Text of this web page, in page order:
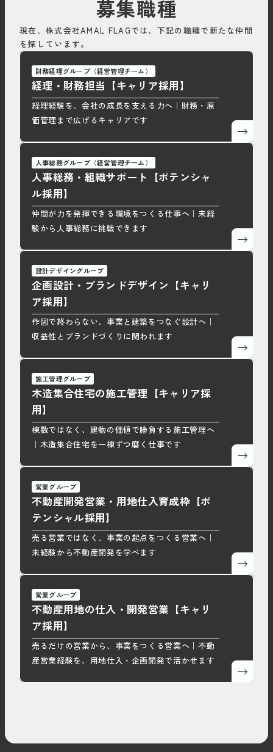
募集職種
現在、株式会社AMAL FLAGでは、下記の職種で新たな仲間
を探しています。
財務経理グループ（経営管理チーム）
経理・財務担当【キャリア採用】
経理経験を、会社の成長を支える力へ｜財務・原
価管理まで広げるキャリアです
人事総務グループ（経営管理チーム）
人事総務・組織サポート【ポテンシャ
ル採用】
仲間が力を発揮できる環境をつくる仕事へ｜未経
験から人事総務に挑戦できます
設計デザイングループ
企画設計・ブランドデザイン【キャリ
ア採用】
作図で終わらない、事業と建築をつなぐ設計へ｜
収益性とブランドづくりに関われます
施工管理グループ
木造集合住宅の施工管理【キャリア採
用】
棟数ではなく、建物の価値で勝負する施工管理へ
｜木造集合住宅を一棟ずつ磨く仕事です
営業グループ
不動産開発営業・用地仕入育成枠【ポ
テンシャル採用】
売る営業ではなく、事業の起点をつくる営業へ｜
未経験から不動産開発を学べます
営業グループ
不動産用地の仕入・開発営業【キャリ
ア採用】
売るだけの営業から、事業をつくる営業へ｜不動
産営業経験を、用地仕入・企画開発で活かせます